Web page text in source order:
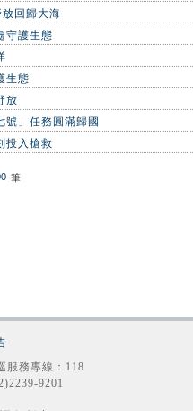
回歸大海
守護生態
生態
放
號」任務圓滿歸國
投入搶救
筆
服務專線：118
9201